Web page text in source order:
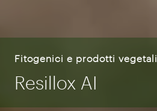
Fitogenici e prodotti vegetali
Resillox AI